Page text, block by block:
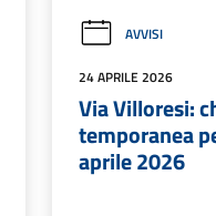
AVVISI
24 APRILE 2026
Via Villoresi:
temporanea
aprile 2026